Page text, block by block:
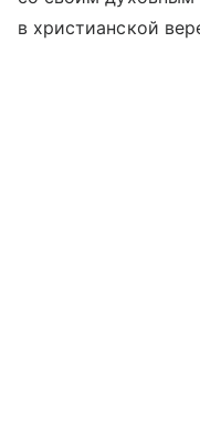
в христианской